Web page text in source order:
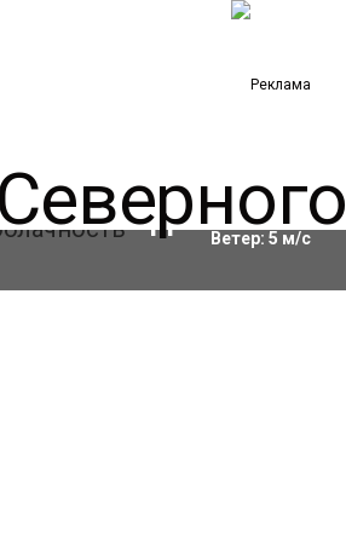
11°C Влажность:69%
Ветер: 5 м/с